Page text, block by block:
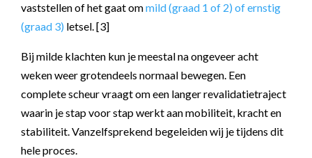
vaststellen of het gaat ommild (graad 1 of 2) of ernstig
(graad 3) letsel. [3]
Bij milde klachten kun je meestal na ongeveer acht
weken weer grotendeels normaal bewegen. Een
complete scheur vraagt om een langer revalidatietraject
waarin je stap voor stap werkt aan mobiliteit, kracht en
stabiliteit. Vanzelfsprekend begeleiden wij je tijdens dit
hele proces.